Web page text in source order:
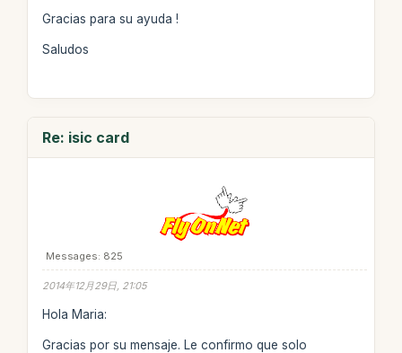
Gracias para su ayuda !
Saludos
Re: isic card
Messages: 825
2014年12月29日, 21:05
Hola Maria:
Gracias por su mensaje. Le confirmo que solo